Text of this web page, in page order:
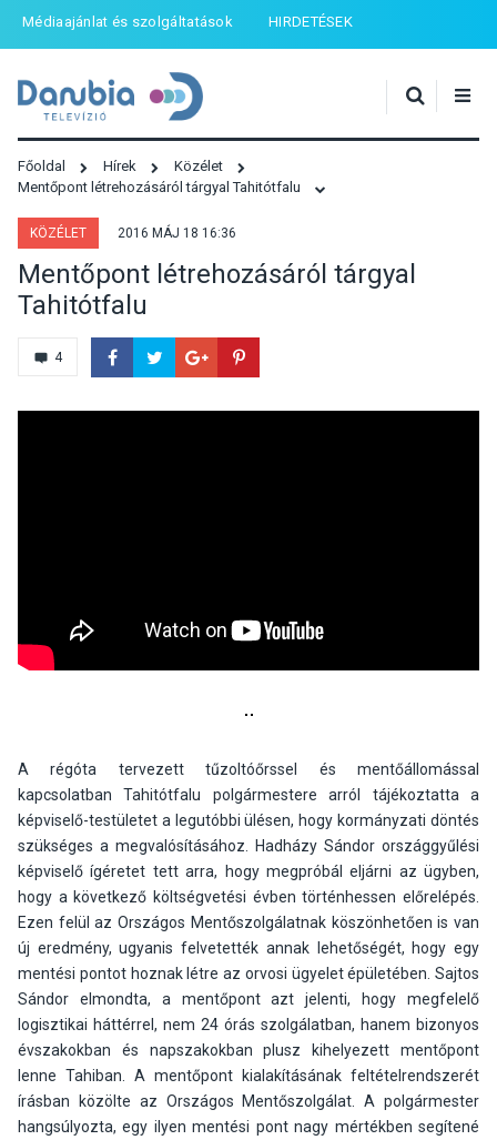
Médiaajánlat és szolgáltatások HIRDETÉSEK
Főoldal Hírek
Közélet
Mentőpont létrehozásáról tárgyal Tahitótfalu
KÖZÉLET 2016 MÁJ 18 16:36
Mentőpont létrehozásáról tárgyal
Tahitótfalu
4
A régóta tervezett tűzoltóőrssel és mentőállomással
kapcsolatban Tahitótfalu polgármestere arról tájékoztatta a
képviselő-testületet a legutóbbi ülésen, hogy kormányzati döntés
szükséges a megvalósításához. Hadházy Sándor országgyűlési
képviselő ígéretet tett arra, hogy megpróbál eljárni az ügyben,
hogy a következő költségvetési évben történhessen előrelépés.
Ezen felül az Országos Mentőszolgálatnak köszönhetően is van
új eredmény, ugyanis felvetették annak lehetőségét, hogy egy
mentési pontot hoznak létre az orvosi ügyelet épületében. Sajtos
Sándor elmondta, a mentőpont azt jelenti, hogy megfelelő
logisztikai háttérrel, nem 24 órás szolgálatban, hanem bizonyos
évszakokban és napszakokban plusz kihelyezett mentőpont
lenne Tahiban. A mentőpont kialakításának feltételrendszerét
írásban közölte az Országos Mentőszolgálat. A polgármester
hangsúlyozta, egy ilyen mentési pont nagy mértékben segítené